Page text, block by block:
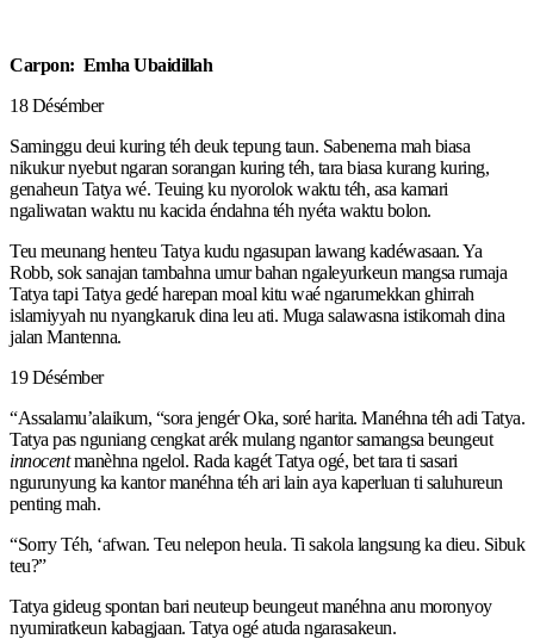
Carpon: Emha Ubaidillah
18 Désémber
Saminggu deui kuring téh deuk tepung taun. Sabenerna mah biasa
nikukur nyebut ngaran sorangan kuring téh, tara biasa kurang kuring,
genaheun Tatya wé. Teuing ku nyorolok waktu téh, asa kamari
ngaliwatan waktu nu kacida éndahna téh nyéta waktu bolon.
Teu meunang henteu Tatya kudu ngasupan lawang kadéwasaan. Ya
Robb, sok sanajan tambahna umur bahan ngaleyurkeun mangsa rumaja
Tatya tapi Tatya gedé harepan moal kitu waé ngarumekkan ghirrah
islamiyyah nu nyangkaruk dina leu ati. Muga salawasna istikomah dina
jalan Mantenna.
19 Désémber
“Assalamu’alaikum, “sora jengér Oka, soré harita. Manéhna téh adi Tatya.
Tatya pas nguniang cengkat arék mulang ngantor samangsa beungeut
innocentmanèhna ngelol. Rada kagét Tatya ogé, bet tara ti sasari
ngurunyung ka kantor manéhna téh ari lain aya kaperluan ti saluhureun
penting mah.
“Sorry Téh, ‘afwan. Teu nelepon heula. Ti sakola langsung ka dieu. Sibuk
teu?”
Tatya gideug spontan bari neuteup beungeut manéhna anu moronyoy
nyumiratkeun kabagjaan. Tatya ogé atuda ngarasakeun.